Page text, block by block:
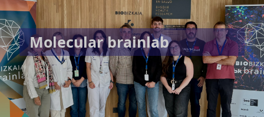
Molecular brainlab